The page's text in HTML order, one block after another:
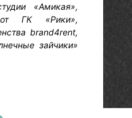
«Амикая»,
ГК «Рики»,
brand4rent,
зайчики»